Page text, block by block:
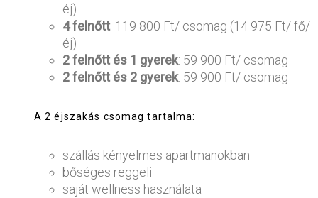
éj)
4 felnőtt: 119 800 Ft/ csomag (14 975 Ft/ fő/
éj)
2 felnőtt és 1 gyerek: 59 900 Ft/ csomag
2 felnőtt és 2 gyerek: 59 900 Ft/ csomag
A 2 éjszakás csomag tartalma:
szállás kényelmes apartmanokban
bőséges reggeli
saját wellness használata